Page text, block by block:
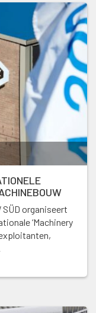
organiseert
‘Machinery